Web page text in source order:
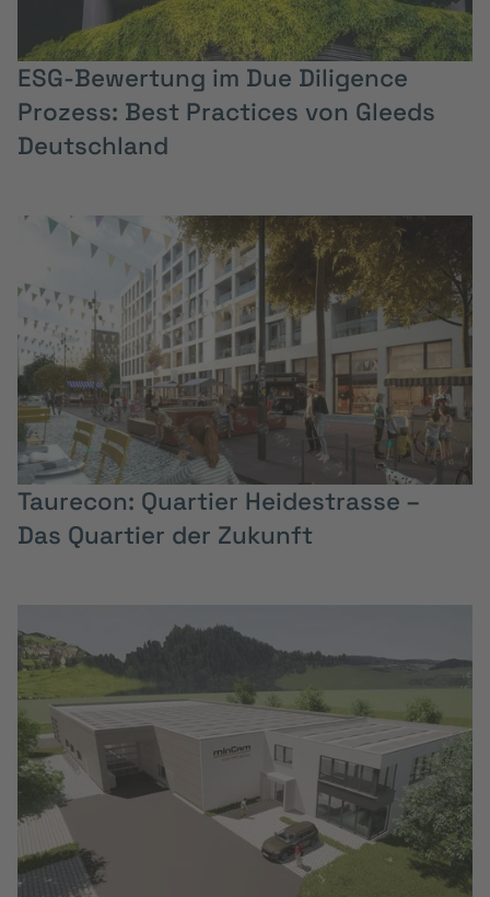
ESG-Bewertung im Due Diligence
Prozess: Best Practices von Gleeds
Deutschland
Taurecon: Quartier Heidestrasse –
Das Quartier der Zukunft